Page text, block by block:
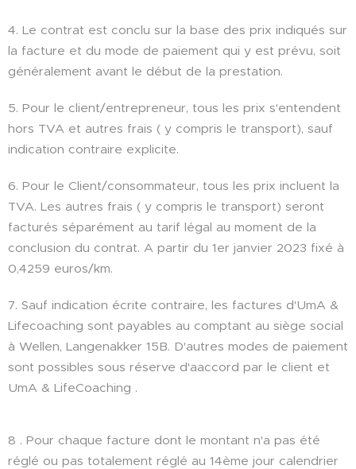
4. Le contrat est conclu sur la base des prix indiqués sur
la facture et du mode de paiement qui y est prévu, soit
généralement avant le début de la prestation.
5. Pour le client/entrepreneur, tous les prix s'entendent
hors TVA et autres frais ( y compris le transport), sauf
indication contraire explicite.
6. Pour le Client/consommateur, tous les prix incluent la
TVA. Les autres frais ( y compris le transport) seront
facturés séparément au tarif légal au moment de la
conclusion du contrat. A partir du 1er janvier 2023 fixé à
0,4259 euros/km.
7. Sauf indication écrite contraire, les factures d'UmA &
Lifecoaching sont payables au comptant au siège social
à Wellen, Langenakker 15B. D'autres modes de paiement
sont possibles sous réserve d'aaccord par le client et
UmA & LifeCoaching .
8 . Pour chaque facture dont le montant n'a pas été
réglé ou pas totalement réglé au 14ème jour calendrier